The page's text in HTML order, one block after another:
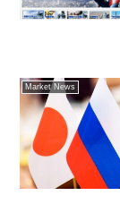
Market News